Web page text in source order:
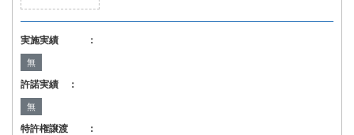
実施実績 ：
無
許諾実績 ：
無
特許権譲渡 ：